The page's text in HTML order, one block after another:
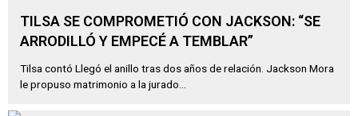
TILSA SE COMPROMETIÓ CON JACKSON: “SE
ARRODILLÓ Y EMPECÉ A TEMBLAR”
Tilsa contó Llegó el anillo tras dos años de relación. Jackson Mora
le propuso matrimonio a la jurado...